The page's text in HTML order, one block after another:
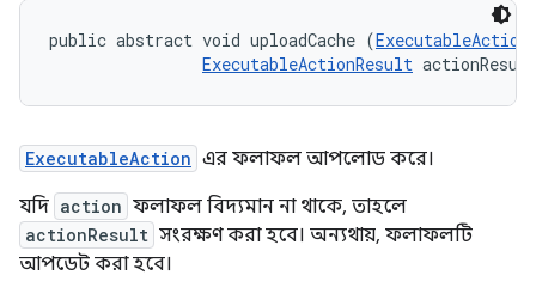
public abstract void uploadCache (ExecutableAction
ExecutableActionResult
ExecutableAction এর ফলাফল আপলোড করে।
যদি action ফলাফল বিদ্যমান না থাকে, তাহলে
actionResult সংরক্ষণ করা হবে। অন্যথায়, ফলাফলটি
আপডেট করা হবে।